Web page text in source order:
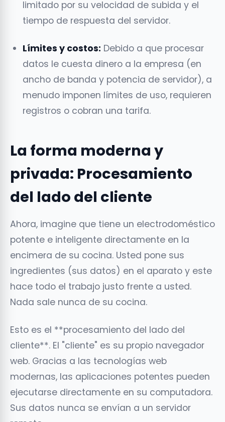
limitado por su velocidad de subida y el
tiempo de respuesta del servidor.
Límites y costos: Debido a que procesar
datos le cuesta dinero a la empresa (en
ancho de banda y potencia de servidor), a
menudo imponen límites de uso, requieren
registros o cobran una tarifa.
La forma moderna y
privada: Procesamiento
del lado del cliente
Ahora, imagine que tiene un electrodoméstico
potente e inteligente directamente en la
encimera de su cocina. Usted pone sus
ingredientes (sus datos) en el aparato y este
hace todo el trabajo justo frente a usted.
Nada sale nunca de su cocina.
Esto es el **procesamiento del lado del
cliente**. El "cliente" es su propio navegador
web. Gracias a las tecnologías web
modernas, las aplicaciones potentes pueden
ejecutarse directamente en su computadora.
Sus datos nunca se envían a un servidor